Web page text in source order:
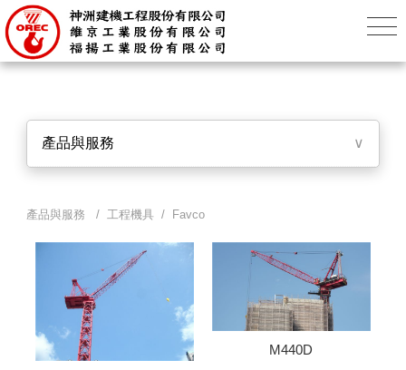
產品與服務 ∨
產品與服務 / 工程機具 / Favco
M440D